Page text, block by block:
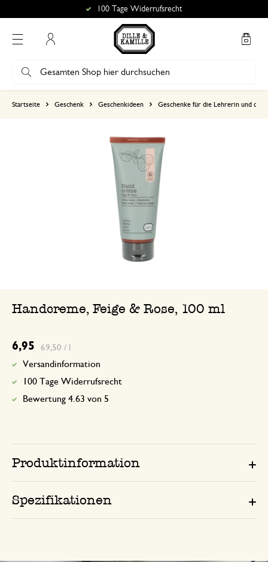
100 Tage Widerrufsrecht
Startseite Geschenk Geschenkideen Geschenke für die Lehrerin und den
Handcreme, Feige & Rose, 100 ml
6,95 69,50 / l
Versandinformation
100 Tage Widerrufsrecht
Bewertung 4.63 von 5
Produktinformation
Spezifikationen